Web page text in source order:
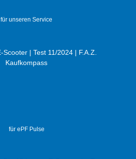
für unseren Service
für ePF Pulse